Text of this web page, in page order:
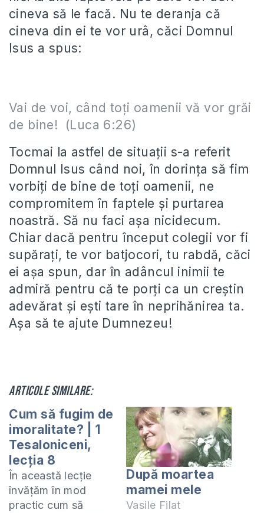
cineva să le facă. Nu te deranja că
cineva din ei te vor urâ, căci Domnul
Isus a spus:
Vai de voi, când toţi oamenii vă vor grăi
de bine! (Luca 6:26)
Tocmai la astfel de situații s-a referit
Domnul Isus când noi, în dorința să fim
vorbiți de bine de toți oamenii, ne
compromitem în faptele și purtarea
noastră. Să nu faci așa nicidecum.
Chiar dacă pentru început colegii vor fi
supărați, te vor batjocori, tu rabdă, căci
ei așa spun, dar în adâncul inimii te
admiră pentru că te porți ca un creștin
adevărat și ești tare în neprihănirea ta.
Așa să te ajute Dumnezeu!
Articole similare:
Cum să fugim de
imoralitate? | 1
Tesaloniceni,
lecția 8
În această lecție
învățăm în mod
practic cum să
După moartea
mamei mele
Vasile Filat